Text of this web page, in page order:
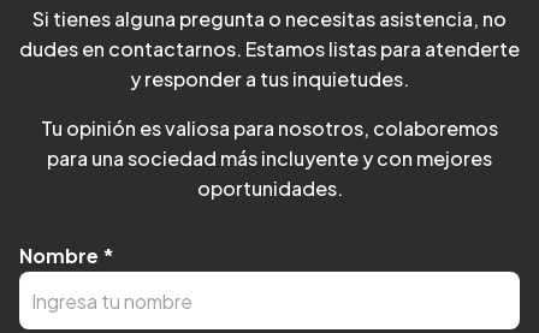
Si tienes alguna pregunta o necesitas asistencia, no
dudes en contactarnos. Estamos listas para atenderte
y responder a tus inquietudes.
Tu opinión es valiosa para nosotros, colaboremos
para una sociedad más incluyente y con mejores
oportunidades.
Nombre *